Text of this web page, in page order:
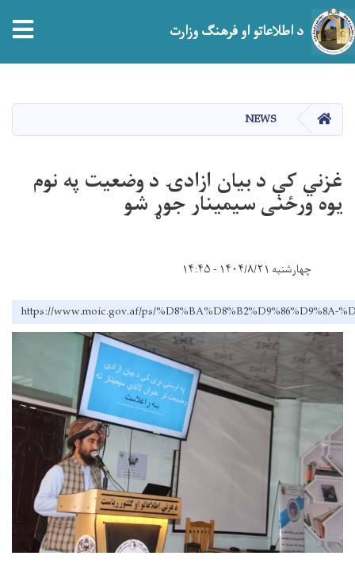
د اطلاعاتو او فرهنګ وزارت
HOME
NEWS
غزني کې د بیان ازادۍ د وضعیت په نوم
یوه ورځنی سیمینار جوړ شو
چهارشنبه ۱۴۰۴/۸/۲۱ - ۱۴:۴۵
https://www.moic.gov.af/ps/%D8%BA%D8%B2%D9%86%D9%8A-